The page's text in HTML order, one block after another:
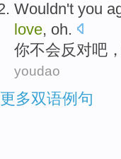
Wouldn't you
love, oh.
你不会反对吧，
youdao
更多双语例句